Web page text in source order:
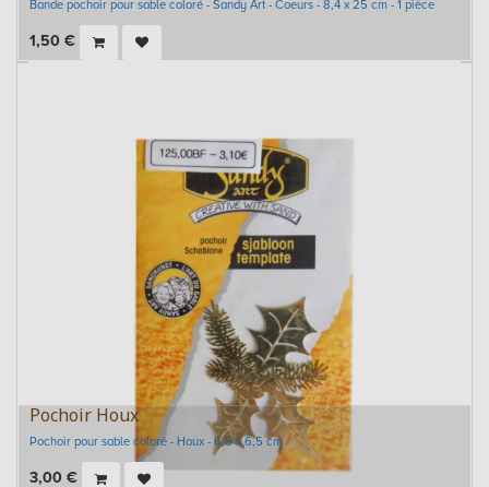
Bande pochoir pour sable coloré - Sandy Art - Coeurs - 8,4 x 25 cm - 1 pièce
1,50 €
Pochoir Houx
Pochoir pour sable coloré - Houx - 6,5 x 6,5 cm
3,00 €